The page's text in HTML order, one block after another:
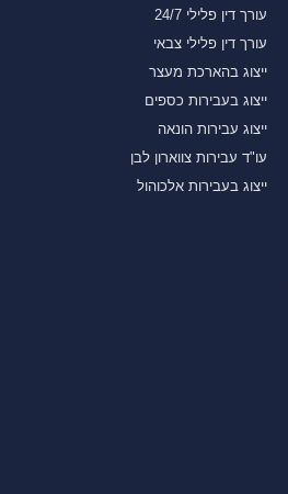
עורך דין פלילי 24/7
עורך דין פלילי צבאי
ייצוג בהארכת מעצר
ייצוג בעבירות כספים
ייצוג עבירות הונאה
עו"ד עבירות צווארון לבן
ייצוג בעבירות אלכוהול